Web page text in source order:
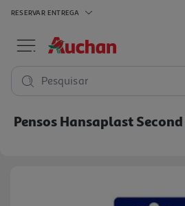
RESERVAR ENTREGA
Pesquisar
Pensos Hansaplast